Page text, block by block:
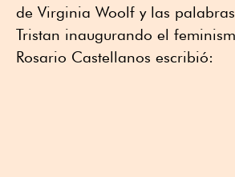
de Virginia Woolf y las
Tristan inaugurando el
Rosario Castellanos escribió: